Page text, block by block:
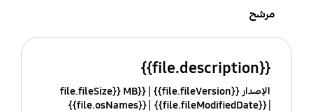
مرشح
{{file.description}}
الإصدار {{file.fileVersion}}
{{file.fileSize}} MB
{{file.fileModifiedDate}}
{{file.osNames}}